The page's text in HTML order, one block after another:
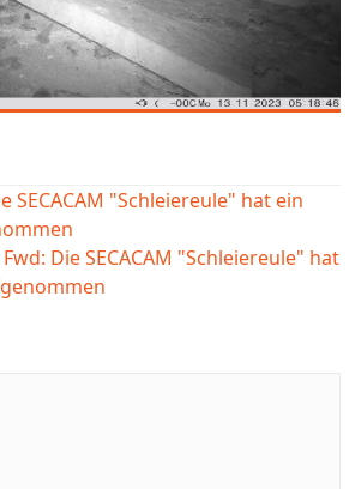
SECACAM "Schleiereule" hat ein
Fwd: Die SECACAM "Schleiereule" hat